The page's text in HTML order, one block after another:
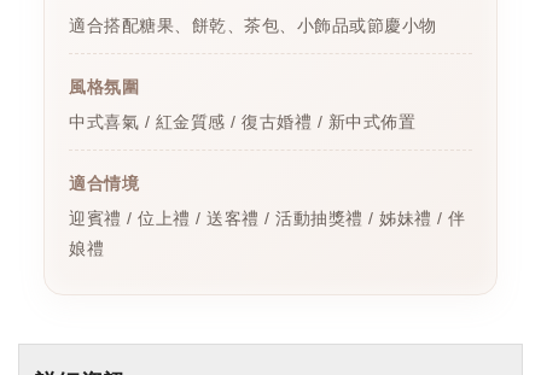
適合搭配糖果、餅乾、茶包、小飾品或節慶小物
風格氛圍
中式喜氣 / 紅金質感 / 復古婚禮 / 新中式佈置
適合情境
迎賓禮 / 位上禮 / 送客禮 / 活動抽獎禮 / 姊妹禮 / 伴
娘禮